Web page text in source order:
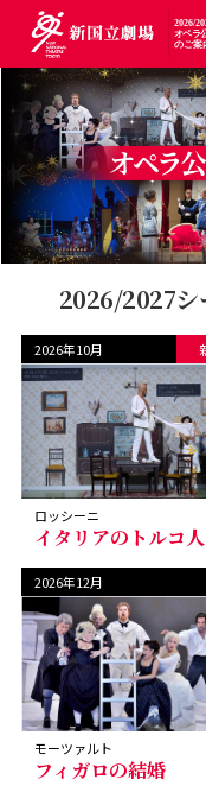
2026/
オペラ
のご案
2026/2027シ
2026年10月
ロッシーニ
イタリアのトルコ人
2026年12月
モーツァルト
フィガロの結婚